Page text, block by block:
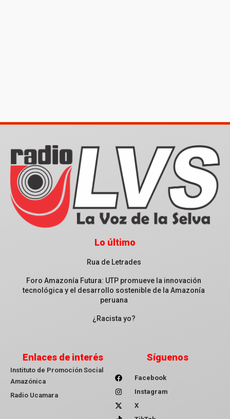
Lo último
Rua de Letrades
Foro Amazonía Futura: UTP promueve la innovación
tecnológica y el desarrollo sostenible de la Amazonía
peruana
¿Racista yo?
Enlaces de interés
Instituto de Promoción Social
Amazónica
Radio Ucamara
Síguenos
Facebook
Instagram
X